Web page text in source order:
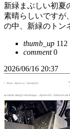
新緑まぶしい初夏
素晴らしいですが
の中、新緑のトン
thumb_up 112
comment0
2026/06/16 20:37